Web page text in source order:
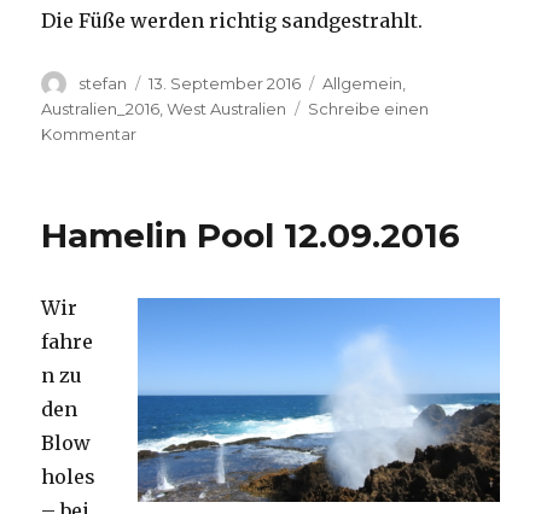
Die Füße werden richtig sandgestrahlt.
Autor
stefan
Veröffentlicht
am
13. September 2016 Kategorien
Allgemein
Australien_2016 ,West Australien
Schreibe einen
Kommentarzu
Hamelin Pool 12.09.2016
Wir
fahre
n zu
den
Blow
holes